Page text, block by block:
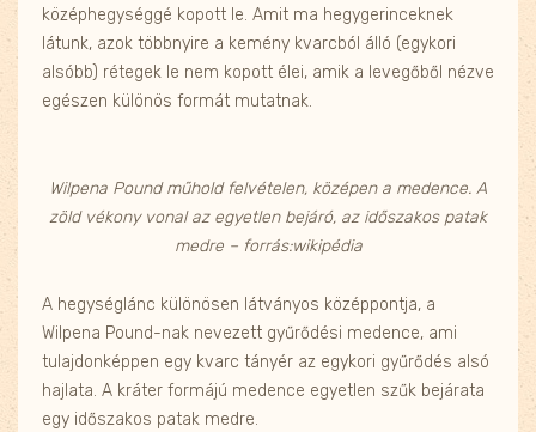
középhegységgé kopott le. Amit ma hegygerinceknek
látunk, azok többnyire a kemény kvarcból álló (egykori
alsóbb) rétegek le nem kopott élei, amik a levegőből nézve
egészen különös formát mutatnak.
Wilpena Pound műhold felvételen, középen a medence. A
zöld vékony vonal az egyetlen bejáró, az időszakos patak
medre – forrás:wikipédia
A hegységlánc különösen látványos középpontja, a
Wilpena Pound-nak nevezett gyűrődési medence, ami
tulajdonképpen egy kvarc tányér az egykori gyűrődés alsó
hajlata. A kráter formájú medence egyetlen szűk bejárata
egy időszakos patak medre.